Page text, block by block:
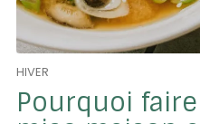
HIVER
Pourquoi